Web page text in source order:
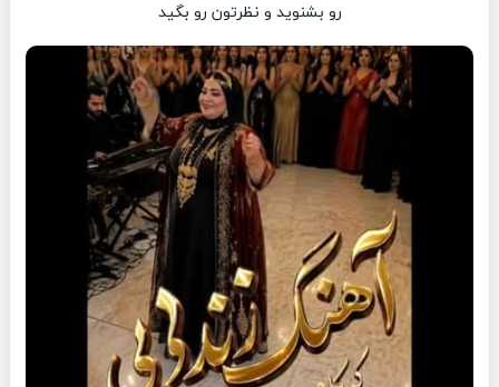
رو بشنوید و نظرتون رو بگید